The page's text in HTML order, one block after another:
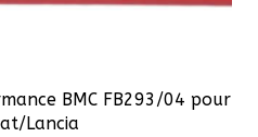
BMC FB293/04 pour
Lancia